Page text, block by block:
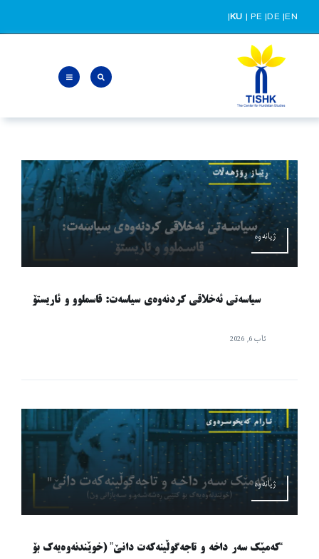
Skip
to
content
KU |PE|DE|EN
|
ژیانەوە
سیاسەتی ئەخلاقی کردنەوەی سیاسەت: قاسملوو و ئاریستۆ
ئاب 6, 2026
ژیانەوە
“کەمێک سەر داخە و تاجەگوڵینەکەت دانێ” (خوێندنەوەیەک بۆ